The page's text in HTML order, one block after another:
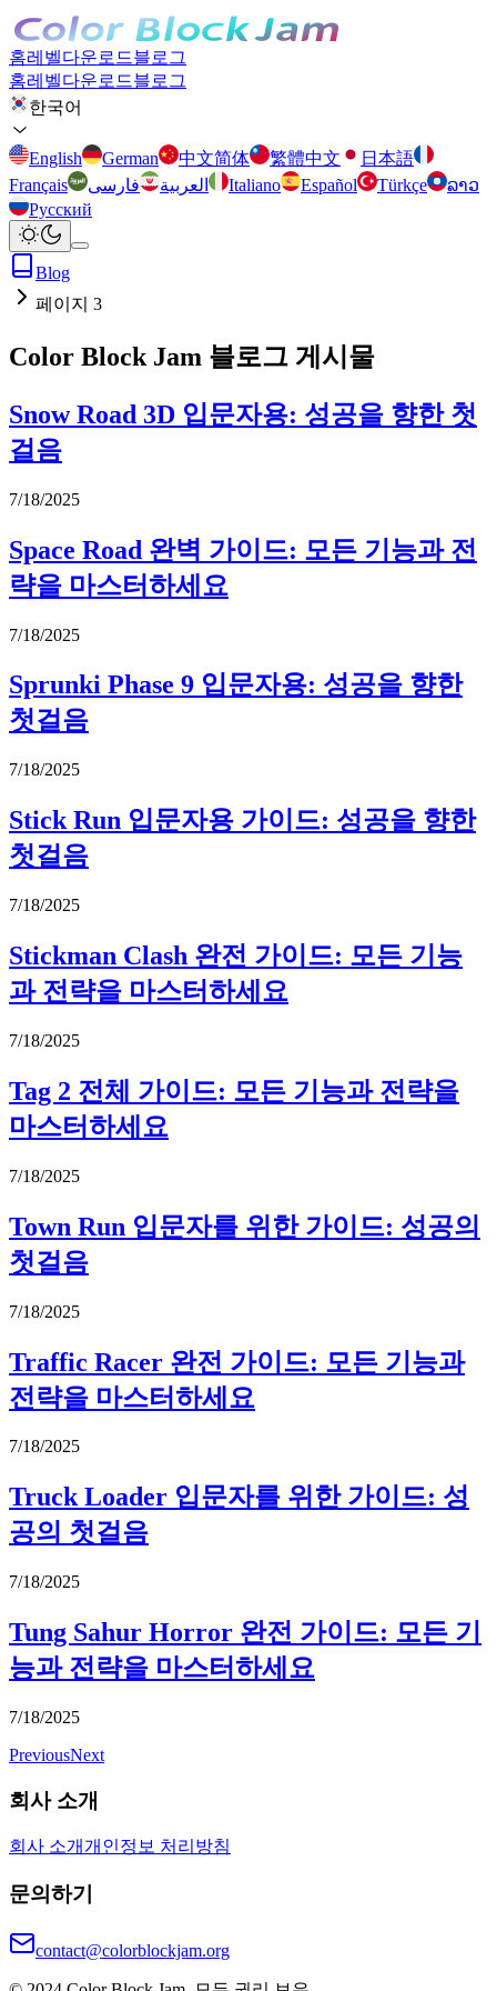
홈레벨다운로드블로그
홈레벨다운로드블로그
한국어
English German 中文简体 繁體中文
日本語
Français
العربية فارسی Italiano Español Türkçe
ລາວ
Русский
Blog
페이지 3
Color Block Jam 블로그 게시물
Snow Road 3D 입문자용: 성공을 향한 첫
걸음
7/18/2025
Space Road 완벽 가이드: 모든 기능과 전
략을 마스터하세요
7/18/2025
Sprunki Phase 9 입문자용: 성공을 향한
첫걸음
7/18/2025
Stick Run 입문자용 가이드: 성공을 향한
첫걸음
7/18/2025
Stickman Clash 완전 가이드: 모든 기능
과 전략을 마스터하세요
7/18/2025
Tag 2 전체 가이드: 모든 기능과 전략을
마스터하세요
7/18/2025
Town Run 입문자를 위한 가이드: 성공의
첫걸음
7/18/2025
Traffic Racer 완전 가이드: 모든 기능과
전략을 마스터하세요
7/18/2025
Truck Loader 입문자를 위한 가이드: 성
공의 첫걸음
7/18/2025
Tung Sahur Horror 완전 가이드: 모든 기
능과 전략을 마스터하세요
7/18/2025
PreviousNext
회사 소개
회사 소개개인정보 처리방침
문의하기
contact@colorblockjam.org